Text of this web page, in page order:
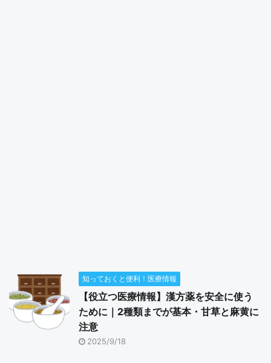
知っておくと便利！医療情報
【役立つ医療情報】漢方薬を安全に使う
ために｜2種類までが基本・甘草と麻黄に
注意
2025/9/18